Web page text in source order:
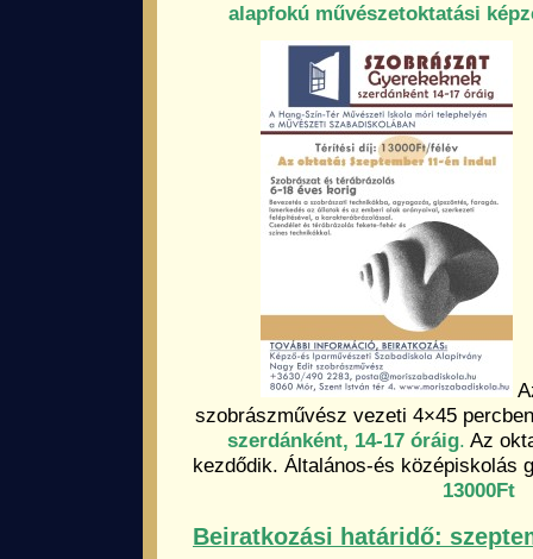
alapfokú művészetoktatási
szobrászművész vezeti 4×45
szerdánként, 14-17 óráig. Az
kezdődik. Általános-és középiskolás
13000Ft
Beiratkozási határidő: